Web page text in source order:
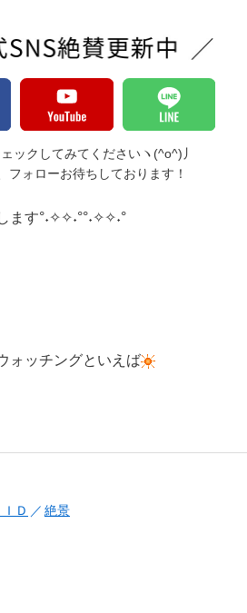
ックしてみてくださいヽ(^o^)丿
フォローお待ちしております！
す°˖✧✧˖°°˖✧✧˖°
ォッチングといえば
Ｄ 絶景